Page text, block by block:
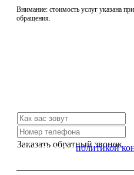
Внимание: стоимость услуг указана
обращения.
Заказать обратный звонок
Я согласен сполитикой